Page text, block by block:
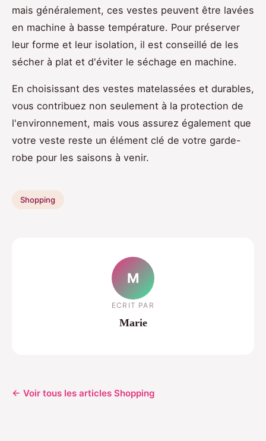
mais généralement, ces vestes peuvent être lavées
en machine à basse température. Pour préserver
leur forme et leur isolation, il est conseillé de les
sécher à plat et d'éviter le séchage en machine.
En choisissant des vestes matelassées et durables,
vous contribuez non seulement à la protection de
l'environnement, mais vous assurez également que
votre veste reste un élément clé de votre garde-
robe pour les saisons à venir.
Shopping
M
ECRIT PAR
Marie
← Voir tous les articles Shopping